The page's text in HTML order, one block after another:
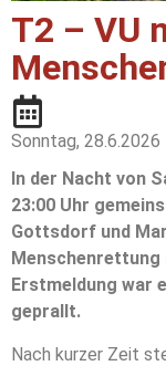
T2 – VU
Sonntag, 28.6.2026
In der Nacht von
23:00 Uhr
Gottsdorf und
Erstmeldung war
geprallt.
Nach kurzer Zeit